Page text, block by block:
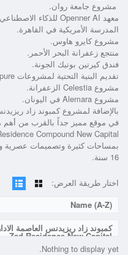
مشروع جامعة روان.
معهد Openner AI للذكاء الاصطناعي.
المدرسة الأمريكية في القاهرة.
مشروع كايرو هاوس.
منتجع زعفرانة البحر الأحمر.
فندق كيرتين بوتيك الجونة.
تقديم البنية التحتية لمشروعات Sanipure و Gynza HDPE Piping.
مشروع Celestia الزعفرانة.
مشروع Alemara في اليونان.
بالإضافة لمشروع كمبوند زاد
في موقع مميز جداً بالقرب من أهم
Compound New Capital
بمساحات كثيرة وتصميمات عصرية
16 سنة.
اختار طريقة العرض:
Name (A-Z)
كمبوند زاد ريزيدنس العاصمة
Zad Residence New Capital
Nothing to display yet.